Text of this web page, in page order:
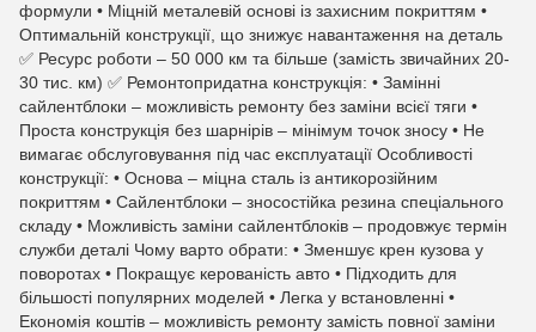
формули • Міцній металевій основі із захисним покриттям •
Оптимальній конструкції, що знижує навантаження на деталь
✅ Ресурс роботи – 50 000 км та більше (замість звичайних 20-
30 тис. км) ✅ Ремонтопридатна конструкція: • Замінні
сайлентблоки – можливість ремонту без заміни всієї тяги •
Проста конструкція без шарнірів – мінімум точок зносу • Не
вимагає обслуговування під час експлуатації Особливості
конструкції: • Основа – міцна сталь із антикорозійним
покриттям • Сайлентблоки – зносостійка резина спеціального
складу • Можливість заміни сайлентблоків – продовжує термін
служби деталі Чому варто обрати: • Зменшує крен кузова у
поворотах • Покращує керованість авто • Підходить для
більшості популярних моделей • Легка у встановленні •
Економія коштів – можливість ремонту замість повної заміни